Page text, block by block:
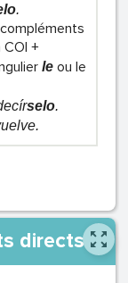
.
+
le ou le
selo.
directs